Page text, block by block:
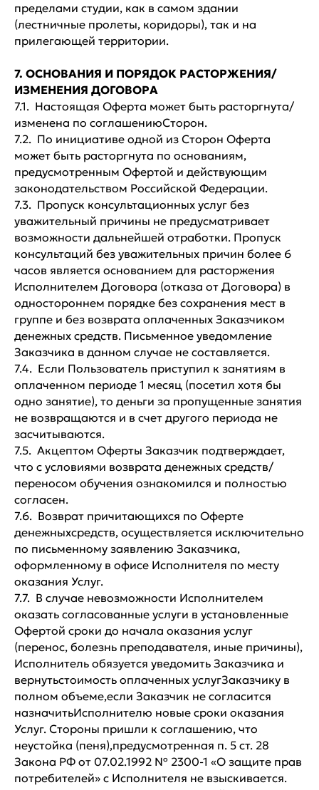
пределами студии, как в самом здании
(лестничные пролеты, коридоры), так и на
прилегающей территории.
7. ОСНОВАНИЯ И ПОРЯДОК РАСТОРЖЕНИЯ/
ИЗМЕНЕНИЯ ДОГОВОРА
7.1. Настоящая Оферта может быть расторгнута/
изменена по соглашениюСторон.
7.2. По инициативе одной из Сторон Оферта
может быть расторгнута по основаниям,
предусмотренным Офертой и действующим
законодательством Российской Федерации.
7.3. Пропуск консультационных услуг без
уважительный причины не предусматривает
возможности дальнейшей отработки. Пропуск
консультаций без уважительных причин более 6
часов является основанием для расторжения
Исполнителем Договора (отказа от Договора) в
одностороннем порядке без сохранения мест в
группе и без возврата оплаченных Заказчиком
денежных средств. Письменное уведомление
Заказчика в данном случае не составляется.
7.4. Если Пользователь приступил к занятиям в
оплаченном периоде 1 месяц (посетил хотя бы
одно занятие), то деньги за пропущенные занятия
не возвращаются и в счет другого периода не
засчитываются.
7.5. Акцептом Оферты Заказчик подтверждает,
что с условиями возврата денежных средств/
переносом обучения ознакомился и полностью
согласен.
7.6. Возврат причитающихся по Оферте
денежныхсредств, осуществляется исключительно
по письменному заявлению Заказчика,
оформленному в офисе Исполнителя по месту
оказания Услуг.
7.7. В случае невозможности Исполнителем
оказать согласованные услуги в установленные
Офертой сроки до начала оказания услуг
(перенос, болезнь преподавателя, иные причины),
Исполнитель обязуется уведомить Заказчика и
вернутьстоимость оплаченных услугЗаказчику в
полном объеме,если Заказчик не согласится
назначитьИсполнителю новые сроки оказания
Услуг. Стороны пришли к соглашению, что
неустойка (пеня),предусмотренная п. 5 ст. 28
Закона РФ от 07.02.1992 № 2300-1 «О защите прав
потребителей» с Исполнителя не взыскивается.